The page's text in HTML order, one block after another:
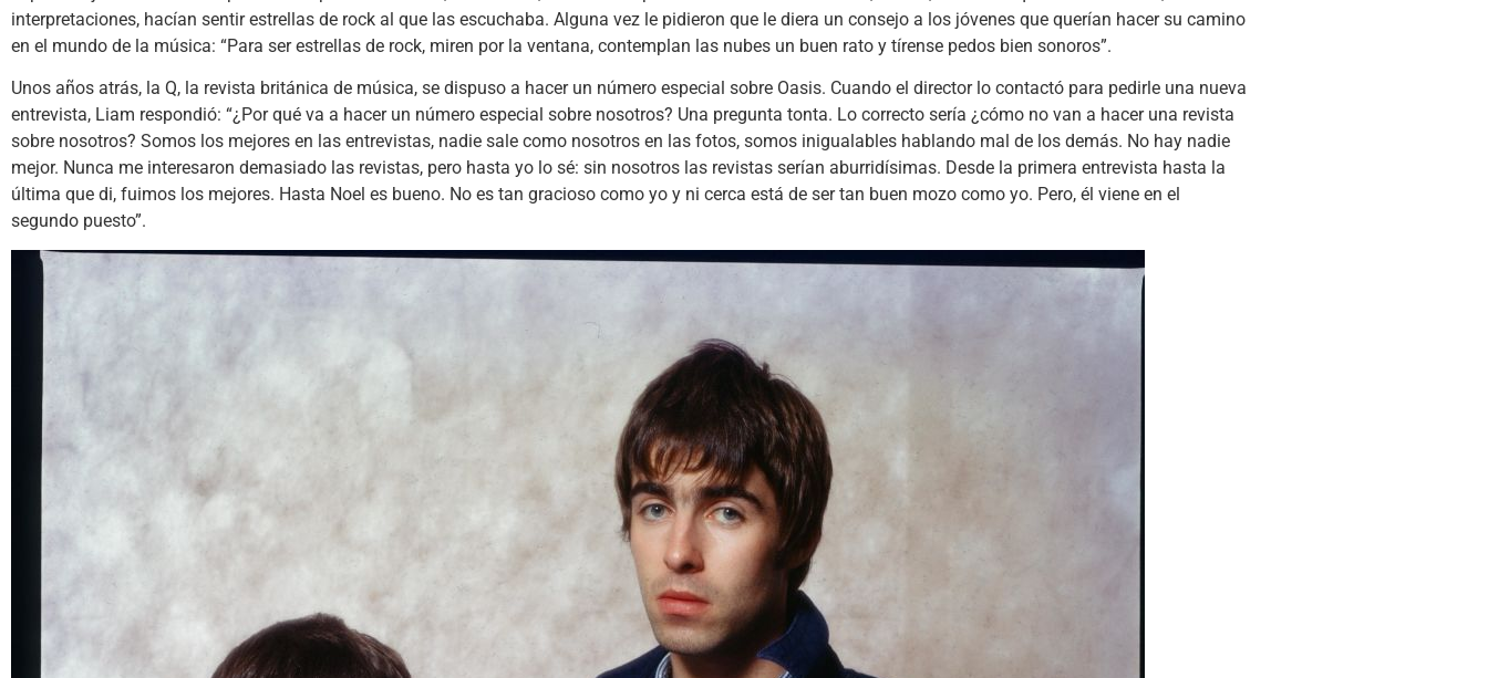
interpretaciones, hacían sentir estrellas de rock al que las escuchaba. Alguna vez le pidieron que le diera un consejo a los jóvenes que querían hacer su camino
en el mundo de la música: “Para ser estrellas de rock, miren por la ventana, contemplan las nubes un buen rato y tírense pedos bien sonoros”.
Unos años atrás, la Q, la revista británica de música, se dispuso a hacer un número especial sobre Oasis. Cuando el director lo contactó para pedirle una nueva
entrevista, Liam respondió: “¿Por qué va a hacer un número especial sobre nosotros? Una pregunta tonta. Lo correcto sería ¿cómo no van a hacer una revista
sobre nosotros? Somos los mejores en las entrevistas, nadie sale como nosotros en las fotos, somos inigualables hablando mal de los demás. No hay nadie
mejor. Nunca me interesaron demasiado las revistas, pero hasta yo lo sé: sin nosotros las revistas serían aburridísimas. Desde la primera entrevista hasta la
última que di, fuimos los mejores. Hasta Noel es bueno. No es tan gracioso como yo y ni cerca está de ser tan buen mozo como yo. Pero, él viene en el
segundo puesto”.